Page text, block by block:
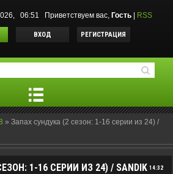
06:51 Приветствуем вас, Гость| RSS
ВХОД РЕГИСТРАЦИЯ
» Запах сундука (2 сезон: 1-16 серии из 24) /
14:32
1-16 СЕРИИ ИЗ 24) / SANDIK